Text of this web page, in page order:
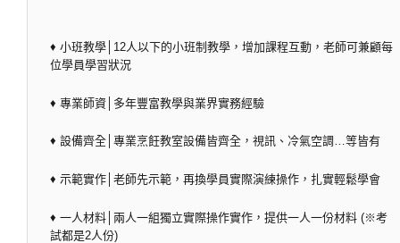
♦ 小班教學│12人以下的小班制教學，增加課程互動，老師可兼顧每
位學員學習狀況
♦ 專業師資│多年豐富教學與業界實務經驗
♦ 設備齊全│專業烹飪教室設備皆齊全，視訊、冷氣空調…等皆有
♦ 示範實作│老師先示範，再換學員實際演練操作，扎實輕鬆學會
♦ 一人材料│兩人一組獨立實際操作實作，提供一人一份材料 (※考
試都是2人份)